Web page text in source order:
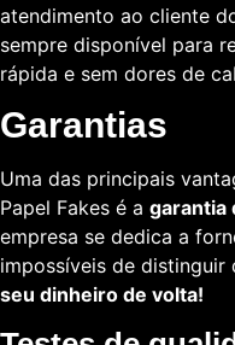
atendimento ao cliente
sempre disponível para
rápida e sem dores de
Garantias
Uma das principais
Papel Fakes é a garantia
empresa se dedica a
impossíveis de distinguir
seu dinheiro de volta!